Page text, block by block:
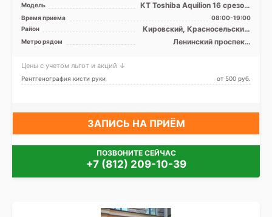
Модель
КТ Toshiba Aquilion 16 срезов,
КТ Siemens Somatom
Definition 64 срезов ...
Время приема
08:00-19:00
Район
Кировский, Красносельский,
Московский
Метро рядом
Ленинский проспект,
Цены с учетом льгот и акций ↓
Рентгенография кисти руки от 500 pуб.
ЗАПИСЬ НА ПРИЁМ
ПОЗВОНИТЕ СЕЙЧАС
+7 (812) 209-10-39